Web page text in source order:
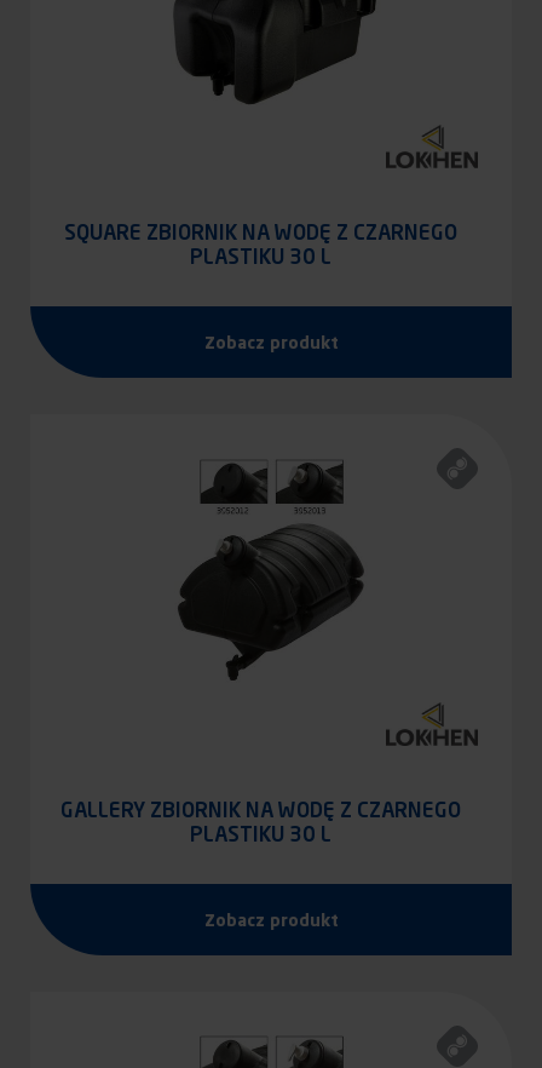
SQUARE ZBIORNIK NA WODĘ Z CZARNEGO
PLASTIKU 30 L
Zobacz produkt
GALLERY ZBIORNIK NA WODĘ Z CZARNEGO
PLASTIKU 30 L
Zobacz produkt